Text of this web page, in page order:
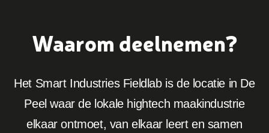
Waarom deelnemen?
Het Smart Industries Fieldlab is de locatie in De
Peel waar de lokale hightech maakindustrie
elkaar ontmoet, van elkaar leert en samen